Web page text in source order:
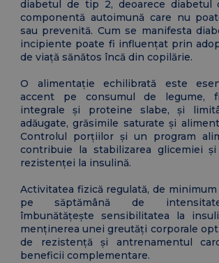
diabetul de tip 2, deoarece diabetul
componentă autoimună care nu
sau prevenită. Cum se manifesta
incipiente poate fi influențat prin
de viață sănătos încă din copilărie.
O alimentație echilibrată este
accent pe consumul de legume,
integrale și proteine slabe, și
adăugate, grăsimile saturate și
Controlul porțiilor și un program
contribuie la stabilizarea glicemiei
rezistenței la insulină.
Activitatea fizică regulată, de
pe săptămână de
îmbunătățește sensibilitatea la
menținerea unei greutăți corporale
de rezistență și antrenamentul
beneficii complementare.